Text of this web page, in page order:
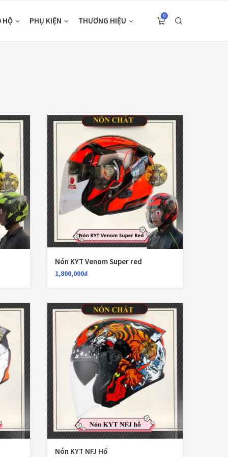
HỘ PHỤ KIỆN THƯƠNG HIỆU
0
Nón Ego E24
Xám Titan
980,000
Áo giáp LS2
Garda Air Man
2,890,000
Nón Ls2 OF606
Drifter đen xanh
Áo Giáp (33)
Áo mưa (7)
ÁO QUẦN GIÁP (48)
Balo - Túi đeo (21)
BULLDOG (47)
(5)
Đệm lót yên xe (3)
EGO
Găng cụt ngón (6)
Găng dài ngón (20)
GĂNG TAY (28)
Giá đỡ điện thoại (6)
GIÁP BẢO HỘ (50)
Giáp tay chân
Giày có giáp (8)
Nón KYT Venom Super red
1,800,000₫
Nón KYT NFJ Hổ